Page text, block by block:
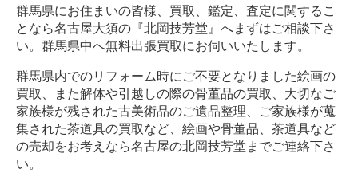
群馬県にお住まいの皆様、買取、鑑定、査定に関するこ
となら名古屋大須の『北岡技芳堂』へまずはご相談下さ
い。群馬県中へ無料出張買取にお伺いいたします。
群馬県内でのリフォーム時にご不要となりました絵画の
買取、また解体や引越しの際の骨董品の買取、大切なご
家族様が残された古美術品のご遺品整理、ご家族様が蒐
集された茶道具の買取など、絵画や骨董品、茶道具など
の売却をお考えなら名古屋の北岡技芳堂までご連絡下さ
い。